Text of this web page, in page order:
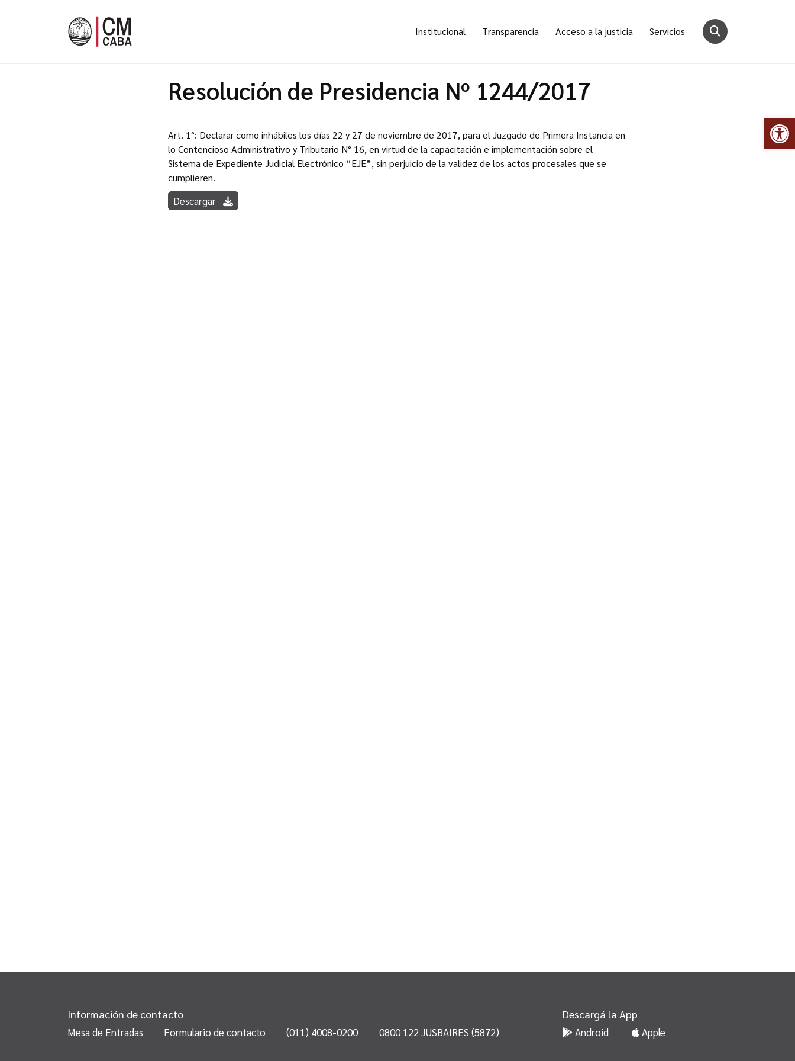
Institucional Transparencia Acceso a la justicia Servicios
Resolución de Presidencia Nº 1244/2017
Art. 1°: Declarar como inhábiles los días 22 y 27 de noviembre de 2017, para el Juzgado de Primera Instancia en
lo Contencioso Administrativo y Tributario N° 16, en virtud de la capacitación e implementación sobre el
Sistema de Expediente Judicial Electrónico “EJE”, sin perjuicio de la validez de los actos procesales que se
cumplieren.
Descargar
Información de contacto
Mesa de Entradas Formulario de contacto (011) 4008-0200 0800 122 JUSBAIRES (5872)
Descargá la App
Android Apple